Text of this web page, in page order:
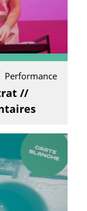
Performance
//